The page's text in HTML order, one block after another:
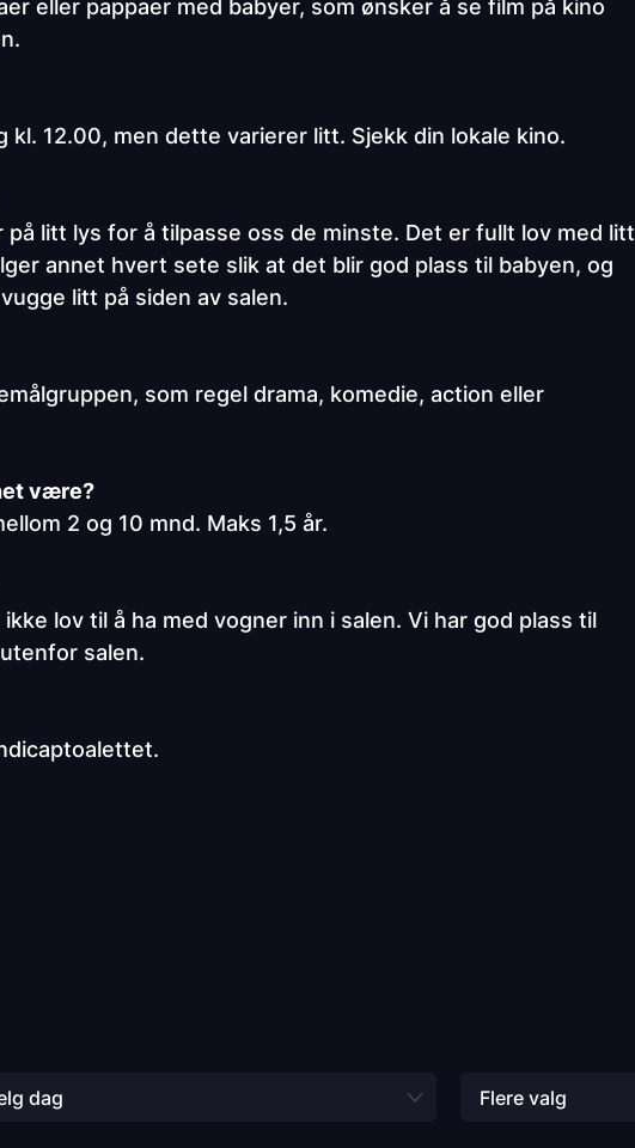
eller pappaer med babyer, som ønsker å se film på kino
kl. 12.00, men dette varierer litt. Sjekk din lokale kino.
på litt lys for å tilpasse oss de minste. Det er fullt lov med litt
annet hvert sete slik at det blir god plass til babyen, og
litt på siden av salen.
som regel drama, komedie, action eller
være?
2 og 10 mnd. Maks 1,5 år.
lov til å ha med vogner inn i salen. Vi har god plass til
salen.
dag Flere valg